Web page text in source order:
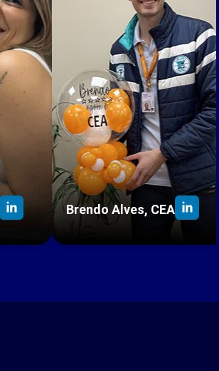
Brendo Alves, CEA